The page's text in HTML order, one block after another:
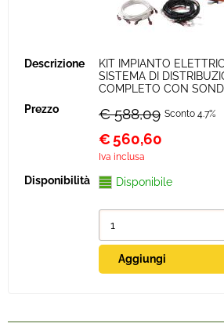
KIT IMPIANTO
SISTEMA DI
COMPLETO CON
€ 588,09 Sconto 4.7%
€ 560,60
Iva inclusa
Disponibile